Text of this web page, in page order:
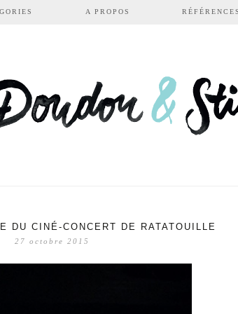
A PROPOS RÉFÉRENCES
DU CINÉ-CONCERT DE RATATOUILLE
27 octobre 2015